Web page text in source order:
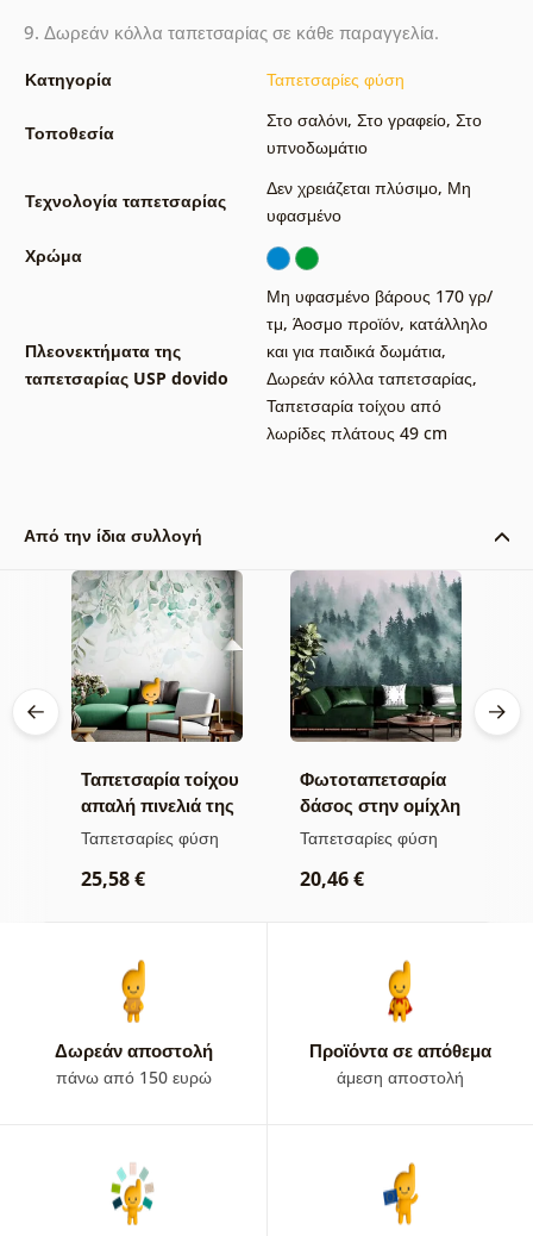
9. Δωρεάν κόλλα ταπετσαρίας σε κάθε παραγγελία.
Κατηγορία Ταπετσαρίες φύση
Τοποθεσία
Στο σαλόνι, Στο γραφείο, Στο
υπνοδωμάτιο
Τεχνολογία ταπετσαρίας
Δεν χρειάζεται πλύσιμο, Μη
υφασμένο
Χρώμα
Πλεονεκτήματα της
ταπετσαρίας USP dovido
Μη υφασμένο βάρους 170 γρ/
τμ, Άοσμο προϊόν, κατάλληλο
και για παιδικά δωμάτια,
Δωρεάν κόλλα ταπετσαρίας,
Ταπετσαρία τοίχου από
λωρίδες πλάτους 49 cm
Από την ίδια συλλογή
Ταπετσαρία τοίχου
απαλή πινελιά της
φύσης
Ταπετσαρίες φύση
25,58 €
Φωτοταπετσαρία
δάσος στην ομίχλη
Ταπετσαρίες φύση
20,46 €
Δωρεάν αποστολή
πάνω από 150 ευρώ
Προϊόντα σε απόθεμα
άμεση αποστολή